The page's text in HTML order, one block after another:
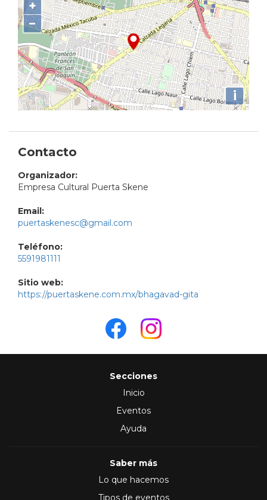
+
−
i
Contacto
Organizador:
Empresa Cultural Puerta Skene
Email:
puertaskenesc@gmail.com
Teléfono:
5591981111
Sitio web:
https://puertaskene.com.mx/bhagavad-gita
Secciones
Inicio
Eventos
Ayuda
Saber más
Lo que hacemos